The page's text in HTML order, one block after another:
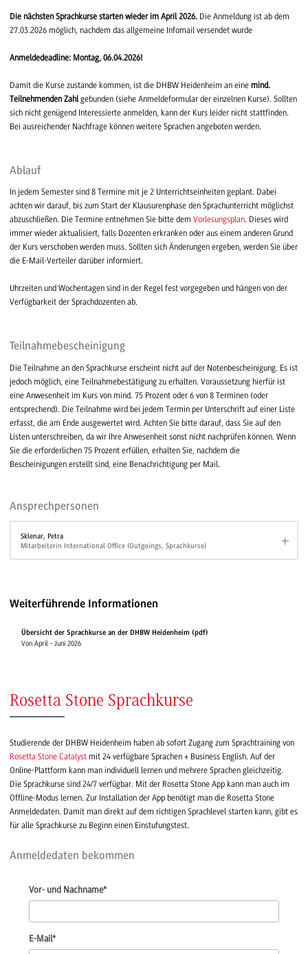
Die nächsten Sprachkurse starten wieder im April 2026. Die Anmeldung ist ab dem
27.03.2026 möglich, nachdem das allgemeine Infomail versendet wurde
Anmeldedeadline: Montag, 06.04.2026!
Damit die Kurse zustande kommen, ist die DHBW Heidenheim an eine mind.
Teilnehmenden Zahlgebunden (siehe Anmeldeformular der einzelnen Kurse). Sollten
sich nicht genügend Interessierte anmelden, kann der Kurs leider nicht stattfinden.
Bei ausreichender Nachfrage können weitere Sprachen angeboten werden.
Ablauf
In jedem Semester sind 8 Termine mit je 2 Unterrichtseinheiten geplant. Dabei
achten wir darauf, bis zum Start der Klausurenphase den Sprachunterricht möglichst
abzuschließen. Die Termine entnehmen Sie bitte dem Vorlesungsplan. Dieses wird
immer wieder aktualisiert, falls Dozenten erkranken oder aus einem anderen Grund
der Kurs verschoben werden muss. Sollten sich Änderungen ergeben, werden Sie über
die E-Mail-Verteiler darüber informiert.
Uhrzeiten und Wochentagen sind in der Regel fest vorgegeben und hängen von der
Verfügbarkeit der Sprachdozenten ab.
Teilnahmebescheinigung
Die Teilnahme an den Sprachkurse erscheint nicht auf der Notenbescheinigung. Es ist
jedoch möglich, eine Teilnahmebestätigung zu erhalten. Voraussetzung hierfür ist
eine Anwesenheit im Kurs von mind. 75 Prozent oder 6 von 8 Terminen (oder
entsprechend). Die Teilnahme wird bei jedem Termin per Unterschrift auf einer Liste
erfasst, die am Ende ausgewertet wird. Achten Sie bitte darauf, dass Sie auf den
Listen unterschreiben, da wir Ihre Anwesenheit sonst nicht nachprüfen können. Wenn
Sie die erforderlichen 75 Prozent erfüllen, erhalten Sie, nachdem die
Bescheinigungen erstellt sind, eine Benachrichtigung per Mail.
Ansprechpersonen
Sklenar, Petra
Mitarbeiterin International Office (Outgoings, Sprachkurse)
Weiterführende Informationen
Übersicht der Sprachkurse an der DHBW Heidenheim (pdf)
Von April - Juni 2026
Rosetta Stone Sprachkurse
Studierende der DHBW Heidenheim haben ab sofort Zugang zum Sprachtraining von
Rosetta Stone Catalyst mit 24 verfügbare Sprachen + Business English. Auf der
Online-Plattform kann man individuell lernen und mehrere Sprachen gleichzeitig.
Die Sprachkurse sind 24/7 verfügbar. Mit der Rosetta Stone App kann man auch im
Offline-Modus lernen. Zur Installation der App benötigt man die Rosetta Stone
Anmeldedaten. Damit man direkt auf dem richtigen Sprachlevel starten kann, gibt es
für alle Sprachkurse zu Beginn einen Einstufungstest.
Anmeldedaten bekommen
Vor- und Nachname*
E-Mail*